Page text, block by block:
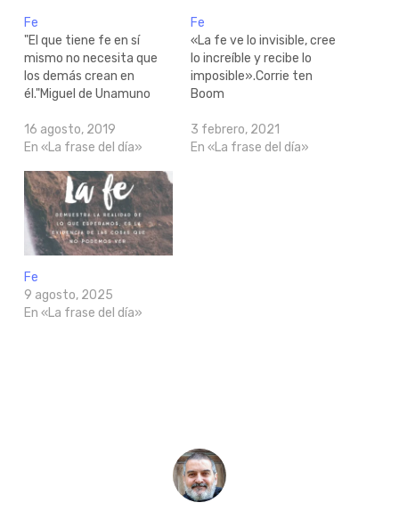
Fe
"El que tiene fe en sí
mismo no necesita que
los demás crean en
él."Miguel de Unamuno
16 agosto, 2019
En «La frase del día»
Fe
«La fe ve lo invisible, cree
lo increíble y recibe lo
imposible».Corrie ten
Boom
3 febrero, 2021
En «La frase del día»
Fe
9 agosto, 2025
En «La frase del día»